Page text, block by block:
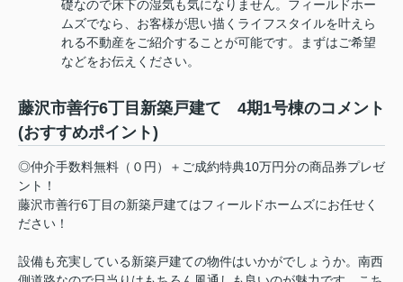
礎なので床下の湿気も気になりません。フィールドホー
ムズでなら、お客様が思い描くライフスタイルを叶えら
れる不動産をご紹介することが可能です。まずはご希望
などをお伝えください。
藤沢市善行6丁目新築戸建て 4期1号棟のコメント
(おすすめポイント)
◎仲介手数料無料（０円）＋ご成約特典10万円分の商品券プレゼ
ント！
藤沢市善行6丁目の新築戸建てはフィールドホームズにお任せく
ださい！
設備も充実している新築戸建ての物件はいかがでしょうか。南西